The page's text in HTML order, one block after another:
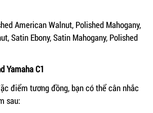
American Walnut, Polished Mahogany,
Satin Ebony, Satin Mahogany, Polished
Yamaha C1
điểm tương đồng, bạn có thể cân nhắc
sau: